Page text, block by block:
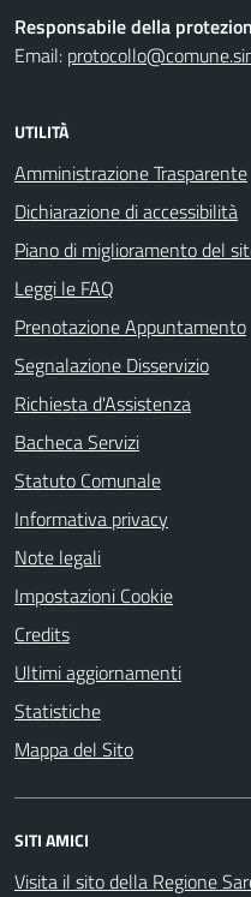
Responsabile della
Email:
UTILITÀ
Amministrazione Trasparente
Dichiarazione di accessibilità
Piano di miglioramento del
Leggi le FAQ
Prenotazione Appuntamento
Segnalazione Disservizio
Richiesta d'Assistenza
Bacheca Servizi
Statuto Comunale
Informativa privacy
Note legali
Impostazioni Cookie
Credits
Ultimi aggiornamenti
Statistiche
Mappa del Sito
SITI AMICI
Visita il sito della Regione